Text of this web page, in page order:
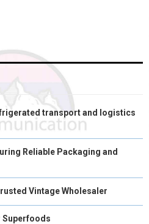
transport and logistics
Reliable Packaging and
Vintage Wholesaler
Superfoods